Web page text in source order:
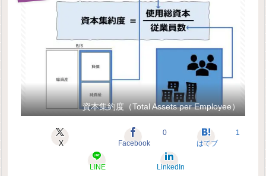
資本集約度（Total Assets per Employee）
X Facebook
0
はてブ
1
LINE LinkedIn